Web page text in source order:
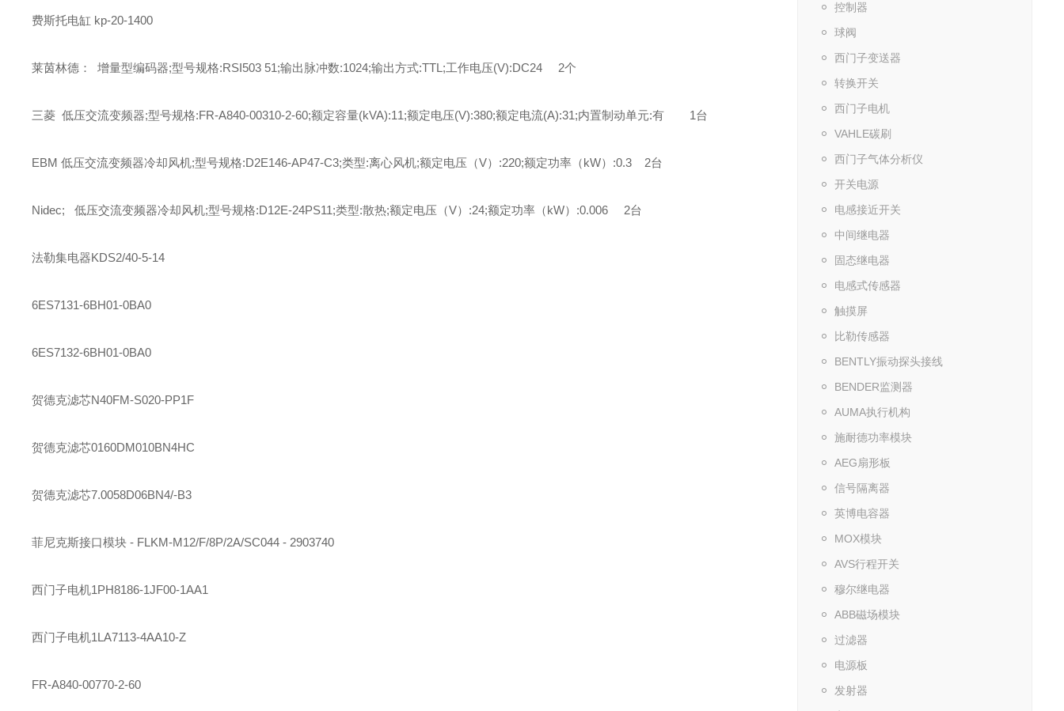
控制器
球阀
西门子变送器
转换开关
西门子电机
VAHLE碳刷
西门子气体分析仪
开关电源
电感接近开关
中间继电器
固态继电器
电感式传感器
触摸屏
比勒传感器
BENTLY振动探头接线
BENDER监测器
AUMA执行机构
施耐德功率模块
AEG扇形板
信号隔离器
英博电容器
MOX模块
AVS行程开关
穆尔继电器
ABB磁场模块
过滤器
电源板
发射器
费斯托电缸 kp-20-1400
莱茵林德： 增量型编码器;型号规格:RSI503 51;输出脉冲数:1024;输出方式:TTL;工作电压(V):DC24 2个
三菱 低压交流变频器;型号规格:FR-A840-00310-2-60;额定容量(kVA):11;额定电压(V):380;额定电流(A):31;内置制动单元:有 1台
EBM 低压交流变频器冷却风机;型号规格:D2E146-AP47-C3;类型:离心风机;额定电压（V）:220;额定功率（kW）:0.3 2台
Nidec; 低压交流变频器冷却风机;型号规格:D12E-24PS11;类型:散热;额定电压（V）:24;额定功率（kW）:0.006 2台
法勒集电器KDS2/40-5-14
6ES7131-6BH01-0BA0
6ES7132-6BH01-0BA0
贺德克滤芯N40FM-S020-PP1F
贺德克滤芯0160DM010BN4HC
贺德克滤芯7.0058D06BN4/-B3
菲尼克斯接口模块 - FLKM-M12/F/8P/2A/SC044 - 2903740
西门子电机1PH8186-1JF00-1AA1
西门子电机1LA7113-4AA10-Z
FR-A840-00770-2-60